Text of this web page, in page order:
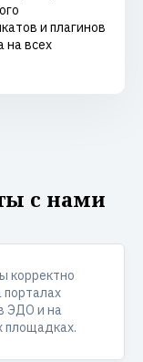
и плагинов
на всех
с нами
корректно
ЭДО и на
площадках.